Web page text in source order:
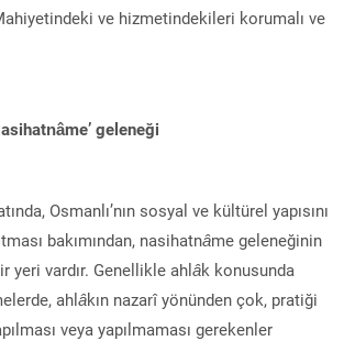
ve hizmetindekileri korumalı ve
geleneği
Osmanlı’nın sosyal ve kültürel yapısını
bakımından, nasihatnâme geleneğinin
yeri vardır. Genellikle ahlâk konusunda
ahlâkın nazarî yönünden çok, pratiği
veya yapılmaması gerekenler